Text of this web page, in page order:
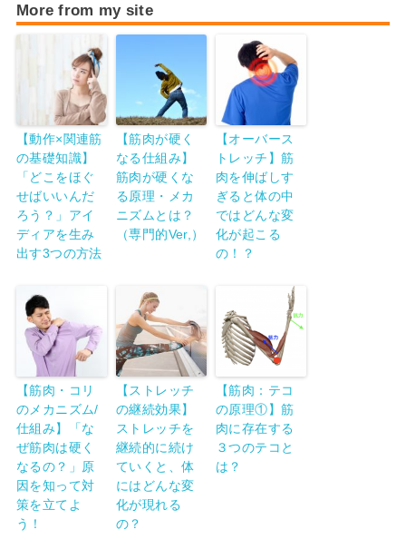
More from my site
【動作×関連筋
の基礎知識】
「どこをほぐ
せばいいんだ
ろう？」アイ
ディアを生み
出す3つの方法
【筋肉が硬く
なる仕組み】
筋肉が硬くな
る原理・メカ
ニズムとは？
（専門的Ver,）
【オーバース
トレッチ】筋
肉を伸ばしす
ぎると体の中
ではどんな変
化が起こる
の！？
【筋肉・コリ
のメカニズム/
仕組み】「な
ぜ筋肉は硬く
なるの？」原
因を知って対
策を立てよ
う！
【ストレッチ
の継続効果】
ストレッチを
継続的に続け
ていくと、体
にはどんな変
化が現れる
の？
【筋肉：テコ
の原理①】筋
肉に存在する
３つのテコと
は？